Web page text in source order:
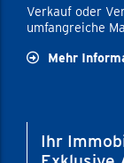
Verkauf oder
umfangreiche
Mehr
Ihr